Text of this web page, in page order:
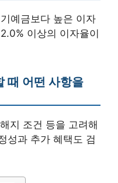
예금보다 높은 이자
이상의 이자율이
때 어떤 사항을
지 조건 등을 고려해
성과 추가 혜택도 검